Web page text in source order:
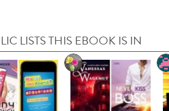
LISTS THIS EBOOK IS IN